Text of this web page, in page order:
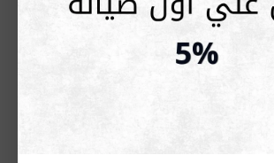
من الأجهزة الأساسية في أي منزل بالجيزة،
أنها بحاجة لصيانة دقيقة للحفاظ على أدائها